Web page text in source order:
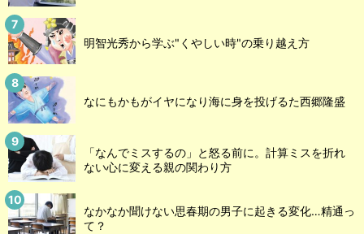
明智光秀から学ぶ"くやしい時"の乗り越え方
なにもかもがイヤになり海に身を投げるた西郷隆盛
「なんでミスするの」と怒る前に。計算ミスを折れ
ない心に変える親の関わり方
なかなか聞けない思春期の男子に起きる変化…精通っ
て？